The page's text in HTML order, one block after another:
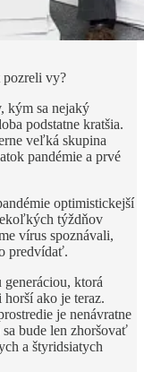
pozreli vy?
kým sa nejaký
podstatne kratšia.
veľká skupina
pandémie a prvé
optimistickejší
týždňov
vírus spoznávali,
predvídať.
ktorá
ako je teraz.
je nenávratne
bude len zhoršovať
a štyridsiatych